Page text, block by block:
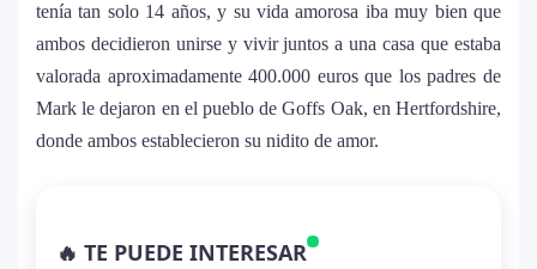
tenía tan solo 14 años, y su vida amorosa iba muy bien que
ambos decidieron unirse y vivir juntos a una casa que estaba
valorada aproximadamente 400.000 euros que los padres de
Mark le dejaron en el pueblo de Goffs Oak, en Hertfordshire,
donde ambos establecieron su nidito de amor.
🔥 TE PUEDE INTERESAR
despecho en un himno para Puerto Rico